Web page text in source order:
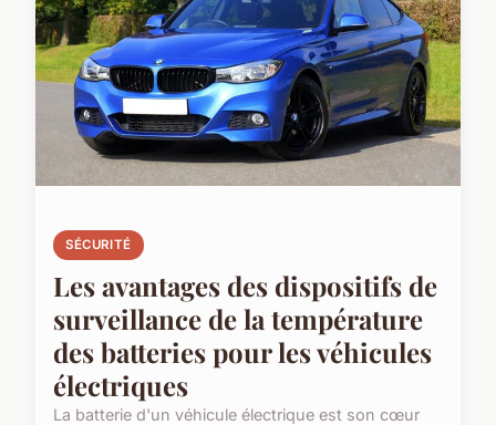
SÉCURITÉ
Les avantages des dispositifs de
surveillance de la température
des batteries pour les véhicules
électriques
La batterie d'un véhicule électrique est son cœur